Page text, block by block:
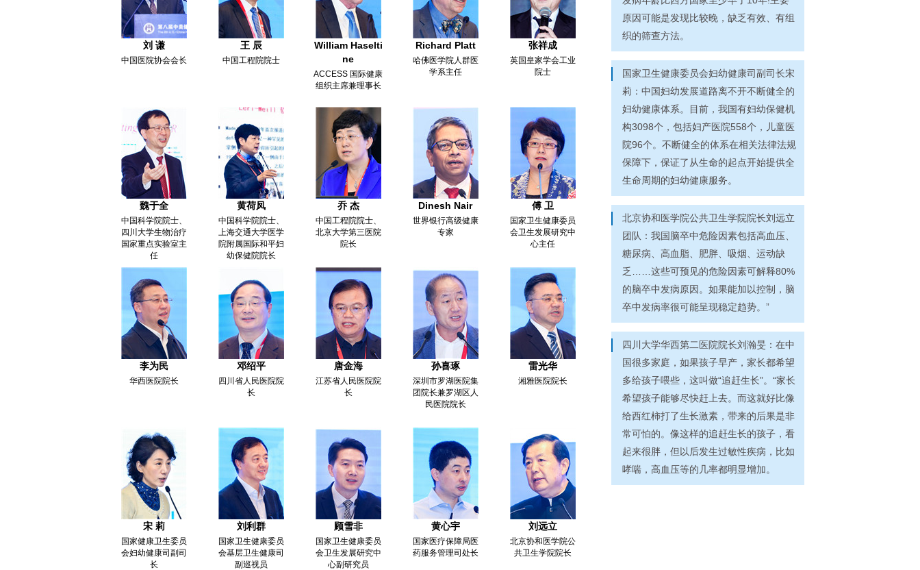
刘 谦
中国医院协会会长
王 辰
中国工程院院士
William Haselti
ne
ACCESS 国际健康
组织主席兼理事长
Richard Platt
哈佛医学院人群医
学系主任
张祥成
英国皇家学会工业
院士
魏于全
中国科学院院士、
四川大学生物治疗
国家重点实验室主
任
黄荷凤
中国科学院院士、
上海交通大学医学
院附属国际和平妇
幼保健院院长
乔 杰
中国工程院院士、
北京大学第三医院
院长
Dinesh Nair
世界银行高级健康
专家
傅 卫
国家卫生健康委员
会卫生发展研究中
心主任
李为民
华西医院院长
邓绍平
四川省人民医院院
长
唐金海
江苏省人民医院院
长
孙喜琢
深圳市罗湖医院集
团院长兼罗湖区人
民医院院长
雷光华
湘雅医院院长
宋 莉
国家健康卫生委员
会妇幼健康司副司
长
刘利群
国家卫生健康委员
会基层卫生健康司
副巡视员
顾雪非
国家卫生健康委员
会卫生发展研究中
心副研究员
黄心宇
国家医疗保障局医
药服务管理司处长
刘远立
北京协和医学院公
共卫生学院院长
原因可能是发现比较晚，缺乏有效、有组
织的筛查方法。
国家卫生健康委员会妇幼健康司副司长宋
莉：中国妇幼发展道路离不开不断健全的
妇幼健康体系。目前，我国有妇幼保健机
构3098个，包括妇产医院558个，儿童医
院96个。不断健全的体系在相关法律法规
保障下，保证了从生命的起点开始提供全
生命周期的妇幼健康服务。
北京协和医学院公共卫生学院院长刘远立
团队：我国脑卒中危险因素包括高血压、
糖尿病、高血脂、肥胖、吸烟、运动缺
乏……这些可预见的危险因素可解释80%
的脑卒中发病原因。如果能加以控制，脑
卒中发病率很可能呈现稳定趋势。”
四川大学华西第二医院院长刘瀚旻：在中
国很多家庭，如果孩子早产，家长都希望
多给孩子喂些，这叫做“追赶生长”。“家长
希望孩子能够尽快赶上去。而这就好比像
给西红柿打了生长激素，带来的后果是非
常可怕的。像这样的追赶生长的孩子，看
起来很胖，但以后发生过敏性疾病，比如
哮喘，高血压等的几率都明显增加。